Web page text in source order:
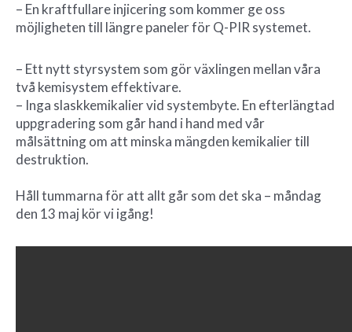
– En kraftfullare injicering som kommer ge oss
möjligheten till längre paneler för Q-PIR systemet.
– Ett nytt styrsystem som gör växlingen mellan våra
två kemisystem effektivare.
– Inga slaskkemikalier vid systembyte. En efterlängtad
uppgradering som går hand i hand med vår
målsättning om att minska mängden kemikalier till
destruktion.
Håll tummarna för att allt går som det ska – måndag
den 13 maj kör vi igång!